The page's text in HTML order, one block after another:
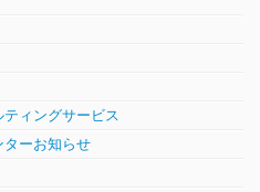
ィングサービス
ターお知らせ